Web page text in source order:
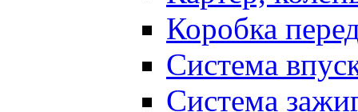
Коробка
Система
Система